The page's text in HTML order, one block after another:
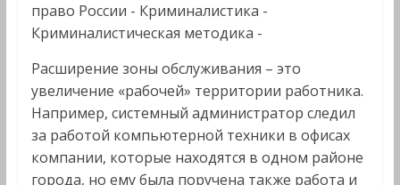
право России - Криминалистика -
Криминалистическая методика -
Расширение зоны обслуживания – это
увеличение «рабочей» территории работника.
Например, системный администратор следил
за работой компьютерной техники в офисах
компании, которые находятся в одном районе
города, но ему была поручена также работа и